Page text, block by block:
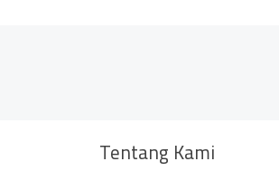
Tentang Kami